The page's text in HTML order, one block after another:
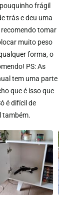
frágil
trás e deu uma
recomendo tomar
muito peso
forma, o
PS: As
tem uma parte
que é isso que
é difícil de
também.